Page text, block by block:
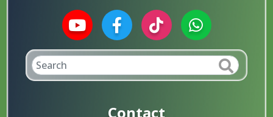
Contact